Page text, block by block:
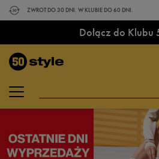
ZWROT DO 30 DNI. W KLUBIE DO 60 DNI.
Dołącz do Klubu